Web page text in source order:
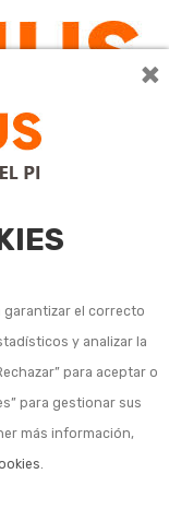
×
garantizar el correcto
y analizar la
para aceptar o
para gestionar sus
más información,
.